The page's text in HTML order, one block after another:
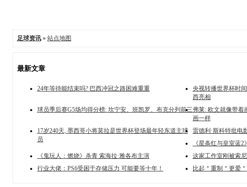
足球资讯» 站点地图
最新文章
24年等待能结束吗? 巴西冲冠之路困难重重
央视转播世界杯时
西亮相
球员季后赛G5场均得分榜: 坎宁安、班凯罗、布克分列前三弗莱: 欧文就像带着
画一样
17岁240天, 墨西哥小将莫拉是世界杯登场最年轻东道主球
员
雷德利·斯科特批电
《星条红与皇室蓝
《鬼玩人：燃烧》杀青 索海拉·雅各布主演
这家工作室刚被索
行业大佬：PS6受困于存储压力 可能要等十年！
比起＂重制＂更爱